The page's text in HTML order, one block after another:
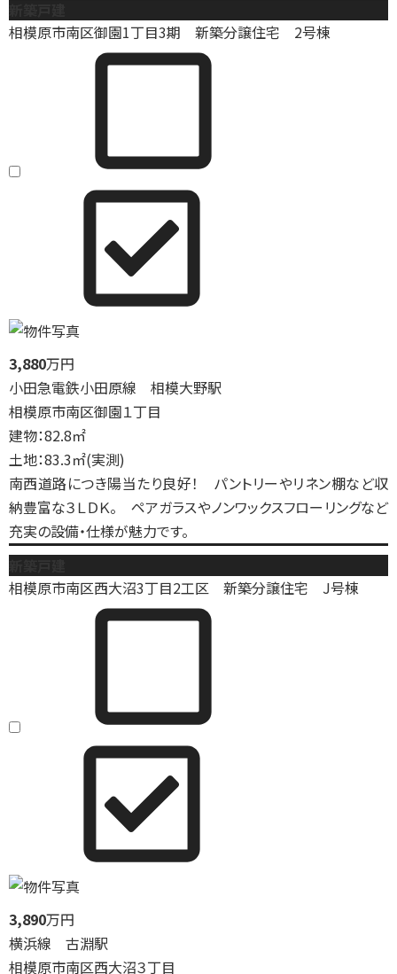
相模原市南区御園1丁目3期 新築分譲住宅 2号棟
3,880万円
小田急電鉄小田原線 相模大野駅
相模原市南区御園１丁目
建物：82.8㎡
土地：83.3㎡(実測)
南西道路につき陽当たり良好！ パントリーやリネン棚など収
納豊富な３ＬＤＫ。 ペアガラスやノンワックスフローリングなど
充実の設備・仕様が魅力です。
相模原市南区西大沼3丁目2工区 新築分譲住宅 J号棟
3,890万円
横浜線 古淵駅
相模原市南区西大沼３丁目